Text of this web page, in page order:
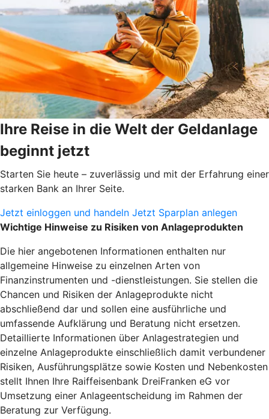
Ihre Reise in die Welt der Geldanlage
beginnt jetzt
Starten Sie heute – zuverlässig und mit der Erfahrung einer
starken Bank an Ihrer Seite.
Jetzt einloggen und handeln Jetzt Sparplan anlegen
Wichtige Hinweise zu Risiken von Anlageprodukten
Die hier angebotenen Informationen enthalten nur
allgemeine Hinweise zu einzelnen Arten von
Finanzinstrumenten und -dienstleistungen. Sie stellen die
Chancen und Risiken der Anlageprodukte nicht
abschließend dar und sollen eine ausführliche und
umfassende Aufklärung und Beratung nicht ersetzen.
Detaillierte Informationen über Anlagestrategien und
einzelne Anlageprodukte einschließlich damit verbundener
Risiken, Ausführungsplätze sowie Kosten und Nebenkosten
stellt Ihnen Ihre Raiffeisenbank DreiFranken eG vor
Umsetzung einer Anlageentscheidung im Rahmen der
Beratung zur Verfügung.